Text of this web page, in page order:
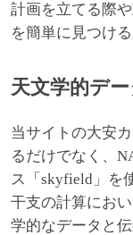
計画を立てる際
を簡単に見つけ
天文学的デ
当サイトの大安
るだけでなく、
ス「skyfield」を
干支の計算にお
学的なデータと